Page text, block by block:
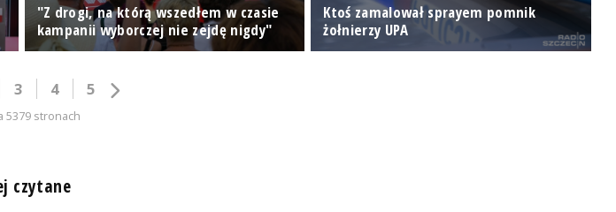
"Z drogi, na którą wszedłem w czasie
kampanii wyborczej nie zejdę nigdy"
Ktoś zamalował sprayem pomnik
żołnierzy UPA
3 4 5
5379 stronach
czytane